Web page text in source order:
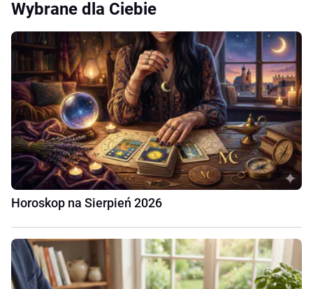
Wybrane dla Ciebie
Horoskop na Sierpień 2026